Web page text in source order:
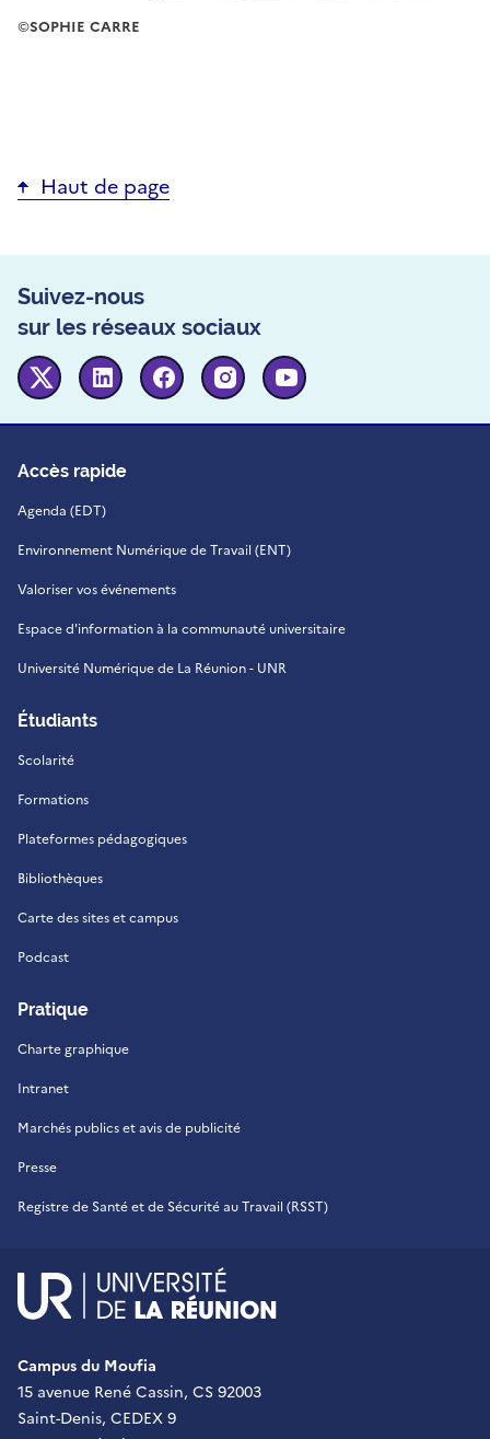
©SOPHIE CARRE
Haut de page
Suivez-nous
sur les réseaux sociaux
Twitter Linkedin FacebookInstagram
Accès rapide
Agenda (EDT)
Environnement Numérique de Travail (ENT)
Valoriser vos événements
Espace d'information à la communauté universitaire
Université Numérique de La Réunion - UNR
Étudiants
Scolarité
Formations
Plateformes pédagogiques
Bibliothèques
Carte des sites et campus
Podcast
Pratique
Charte graphique
Intranet
Marchés publics et avis de publicité
Presse
Registre de Santé et de Sécurité au Travail (RSST)
Campus du Moufia
15 avenue René Cassin, CS 92003
Saint-Denis, CEDEX 9